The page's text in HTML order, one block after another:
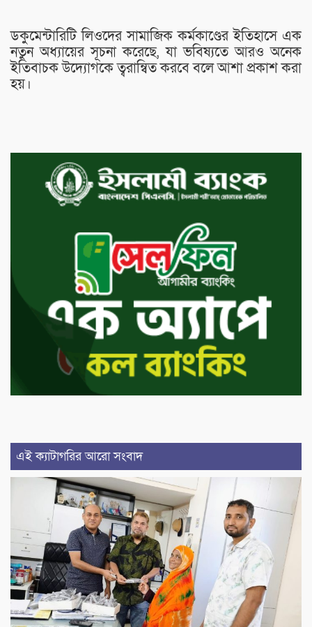
ডকুমেন্টারিটি লিওদের সামাজিক কর্মকাণ্ডের ইতিহাসে এক
নতুন অধ্যায়ের সূচনা করেছে, যা ভবিষ্যতে আরও অনেক
ইতিবাচক উদ্যোগকে ত্বরান্বিত করবে বলে আশা প্রকাশ করা
হয়।
এই ক্যাটাগরির আরো সংবাদ